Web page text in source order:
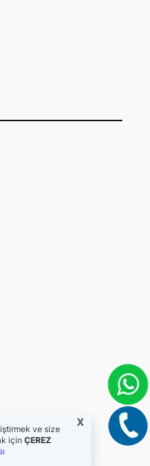
ve size
için ÇEREZ
X